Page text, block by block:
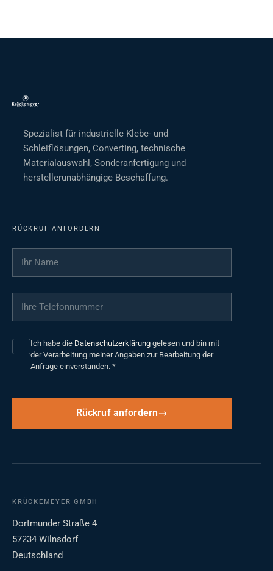
Spezialist für industrielle Klebe- und
Schleiflösungen, Converting, technische
Materialauswahl, Sonderanfertigung und
herstellerunabhängige Beschaffung.
RÜCKRUF ANFORDERN
Ihr Name
Ihre Telefonnummer
Ich habe die Datenschutzerklärung gelesen und bin mit
der Verarbeitung meiner Angaben zur Bearbeitung der
Anfrage einverstanden. *
Rückruf anfordern
KRÜCKEMEYER GMBH
Dortmunder Straße 4
57234 Wilnsdorf
Deutschland